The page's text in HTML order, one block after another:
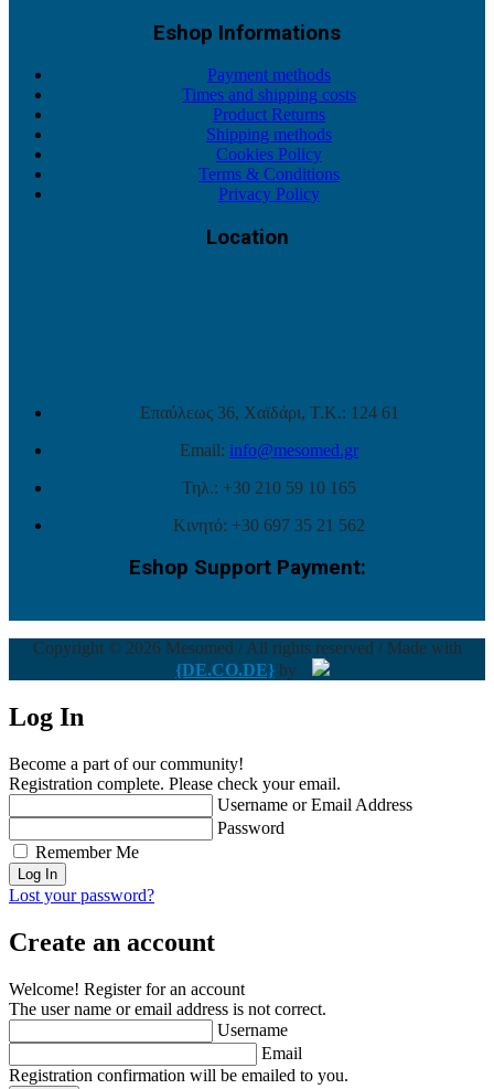
Eshop Informations
Payment methods
Times and shipping costs
Product Returns
Shipping methods
Cookies Policy
Terms & Conditions
Privacy Policy
Location
Επαύλεως 36, Χαϊδάρι, Τ.Κ.: 124 61
Email: info@mesomed.gr
Τηλ.: +30 210 59 10 165
Κινητό: +30 697 35 21 562
Eshop Support Payment:
Copyright © 2026 Mesomed / All rights reserved / Made with
{DE.CO.DE} by
Log In
Become a part of our community!
Registration complete. Please check your email.
Username or Email Address
Password
Remember Me
Lost your password?
Create an account
Welcome! Register for an account
The user name or email address is not correct.
Username
Email
Registration confirmation will be emailed to you.